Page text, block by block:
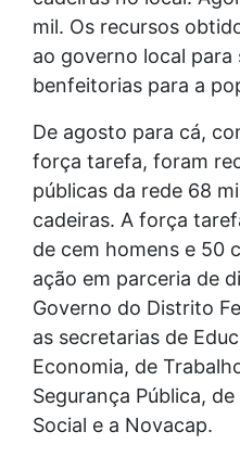
mil. Os recursos
ao governo local para
benfeitorias para a
De agosto para cá,
força tarefa, foram
públicas da rede 68
cadeiras. A força
de cem homens e 50
ação em parceria de
Governo do Distrito
as secretarias de
Economia, de
Segurança Pública,
Social e a Novacap.